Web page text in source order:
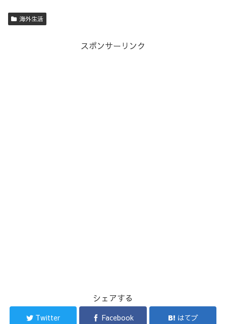
海外生活
スポンサーリンク
シェアする
Twitter Facebook はてブ